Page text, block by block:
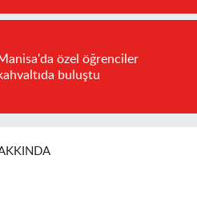
özel öğrenciler
buluştu